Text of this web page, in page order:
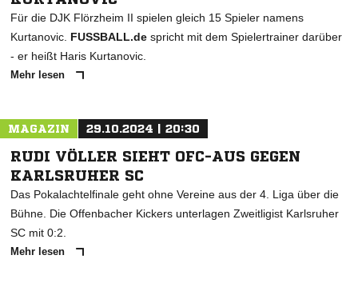
Für die DJK Flörzheim II spielen gleich 15 Spieler namens
Kurtanovic. FUSSBALL.de spricht mit dem Spielertrainer darüber
- er heißt Haris Kurtanovic.
Mehr lesen
MAGAZIN 29.10.2024 | 20:30
RUDI VÖLLER SIEHT OFC-AUS GEGEN
KARLSRUHER SC
Das Pokalachtelfinale geht ohne Vereine aus der 4. Liga über die
Bühne. Die Offenbacher Kickers unterlagen Zweitligist Karlsruher
SC mit 0:2.
Mehr lesen